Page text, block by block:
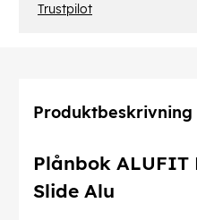
Trustpilot
Produktbeskrivning
Plånbok ALUFIT
Slide Alu